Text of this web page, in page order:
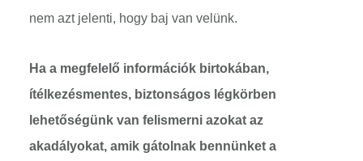
nem azt jelenti, hogy baj van velünk.
Ha a megfelelő információk birtokában,
ítélkezésmentes, biztonságos légkörben
lehetőségünk van felismerni azokat az
akadályokat, amik gátolnak bennünket a